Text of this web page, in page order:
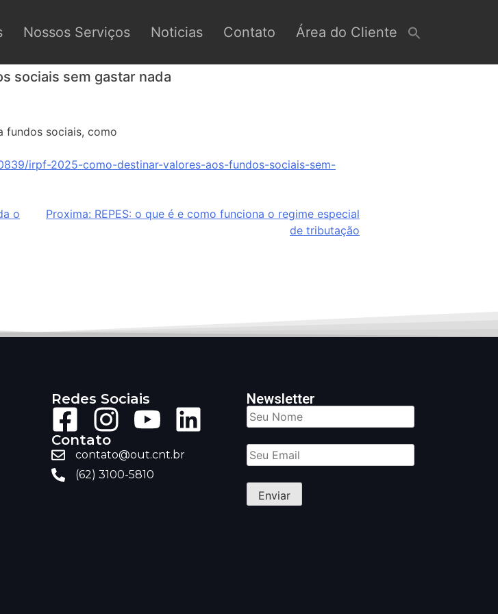
Nossos Serviços Noticias Contato Área do Cliente
sociais sem gastar nada
fundos sociais, como
irpf-2025-como-destinar-valores-aos-fundos-sociais-sem-
o
Proxima: REPES: o que é e como funciona o regime especial
de tributação
Redes Sociais
Contato
contato@out.cnt.br
(62) 3100-5810
Newsletter